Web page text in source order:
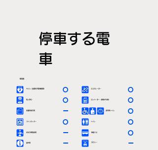
停車する電
車
駅情報
ＡＥＤ（自動体外除細動器）
有人窓口
定期券発売所
エスカレーター
エレベーター（車椅子対応）
多目的トイレ
〇
〇
ー
〇
〇
〇
コインロッカー トイレ
〇 〇
お忘れ物取扱所 ー
案内所 ー タクシー ー
路線バス 〇